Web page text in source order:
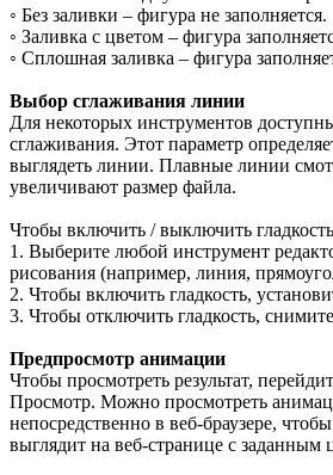
◦ Без заливки – фигура не заполняется.
◦ Заливка с цветом – фигура
◦ Сплошная заливка – фигура
Выбор сглаживания линии
Для некоторых инструментов
сглаживания. Этот параметр
выглядеть линии. Плавные линии
увеличивают размер файла.
Чтобы включить / выключить
1. Выберите любой инструмент
рисования (например, линия,
2. Чтобы включить гладкость,
3. Чтобы отключить гладкость,
Предпросмотр анимации
Чтобы просмотреть результат,
Просмотр. Можно просмотреть
непосредственно в веб-браузере,
выглядит на веб-странице с заданным